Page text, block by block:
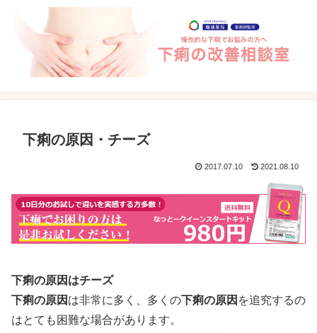
下痢の原因・チーズ
2017.07.10 2021.08.10
下痢の原因はチーズ
下痢の原因 は非常に多く、多くの下痢の原因 を追究するの
はとても困難な場合があります。